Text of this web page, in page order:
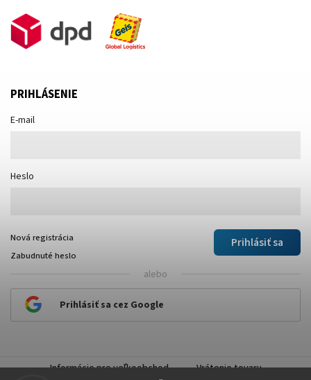
PRIHLÁSENIE
E-mail
Heslo
Prihlásiť sa
Nová registrácia
Zabudnuté heslo
alebo
Prihlásiť sa cez Google
Informácie pre veľkoobchod Vrátenie tovaru